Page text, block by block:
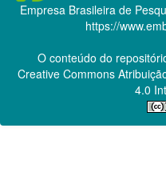
Empresa Brasileira de
https://
O conteúdo do
Creative Commons
4.0